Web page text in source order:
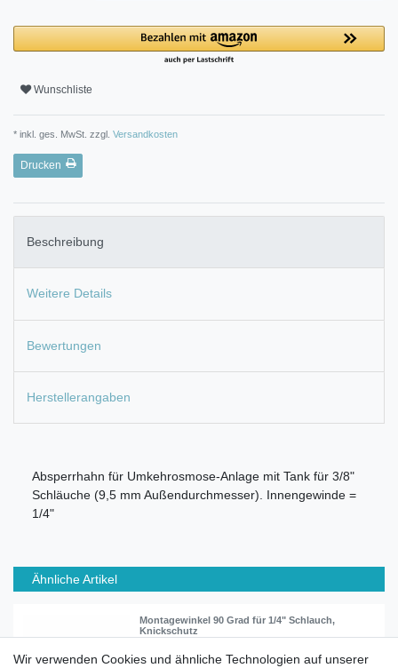
Wunschliste
* inkl. ges. MwSt. zzgl. Versandkosten
Drucken
Beschreibung
Weitere Details
Bewertungen
Herstellerangaben
Absperrhahn für Umkehrosmose-Anlage mit Tank für 3/8"
Schläuche (9,5 mm Außendurchmesser). Innengewinde =
1/4"
Ähnliche Artikel
Montagewinkel 90 Grad für 1/4" Schlauch,
Knickschutz
Wir verwenden Cookies und ähnliche Technologien auf unserer